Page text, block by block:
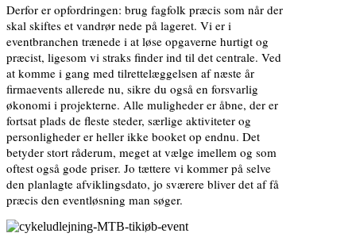
Derfor er opfordringen: brug fagfolk præcis som når der
skal skiftes et vandrør nede på lageret. Vi er i
eventbranchen trænede i at løse opgaverne hurtigt og
præcist, ligesom vi straks finder ind til det centrale. Ved
at komme i gang med tilrettelæggelsen af næste år
firmaevents allerede nu, sikre du også en forsvarlig
økonomi i projekterne. Alle muligheder er åbne, der er
fortsat plads de fleste steder, særlige aktiviteter og
personligheder er heller ikke booket op endnu. Det
betyder stort råderum, meget at vælge imellem og som
oftest også gode priser. Jo tættere vi kommer på selve
den planlagte afviklingsdato, jo sværere bliver det af få
præcis den eventløsning man søger.